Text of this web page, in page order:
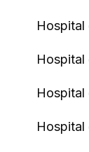
Hospital
Hospital
Hospital
Hospital